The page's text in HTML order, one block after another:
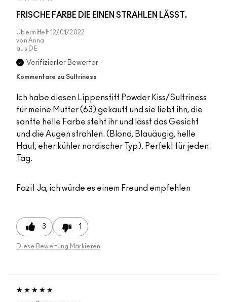
FRISCHE FARBE DIE EINEN STRAHLEN LÄSST.
Übermittelt 12/01/2022
von Anna
aus
DE
Verifizierter Bewerter
Kommentare zu Sultriness
Ich habe diesen Lippenstift Powder Kiss/Sultriness
für meine Mutter (63) gekauft und sie liebt ihn, die
sanfte helle Farbe steht ihr und lässt das Gesicht
und die Augen strahlen. (Blond, Blauäugig, helle
Haut, eher kühler nordischer Typ). Perfekt für jeden
Tag.
Fazit Ja, ich würde es einem Freund empfehlen
3 1
Diese Bewertung Markieren